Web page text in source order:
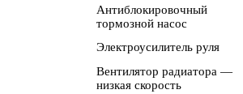
Антиблокировочный
тормозной насос
Электроусилитель руля
Вентилятор радиатора —
низкая скорость